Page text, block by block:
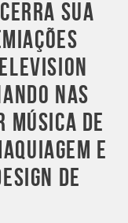
SUA
NAS
MÚSICA DE
E
DE